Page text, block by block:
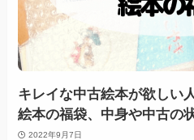
キレイな中古絵本が欲しい
絵本の福袋、中身や中古の
2022年9月7日